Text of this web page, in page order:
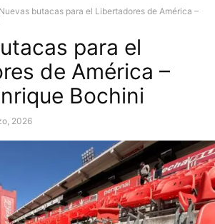
Nuevas butacas para el Libertadores de América –
para el
de América –
Bochini
2026